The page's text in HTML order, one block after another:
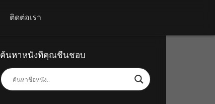
ติดต่อเรา
ค้นหาหนังที่คุณชื่นชอบ